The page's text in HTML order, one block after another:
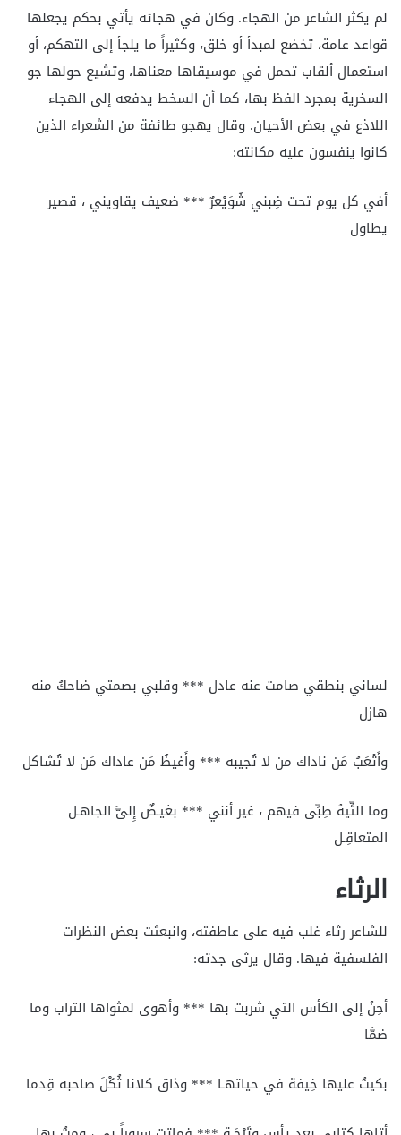
لم يكثر الشاعر من الهجاء. وكان في هجائه يأتي بحكم يجعلها
قواعد عامة، تخضع لمبدأ أو خلق، وكثيراً ما يلجأ إلى التهكم، أو
استعمال ألقاب تحمل في موسيقاها معناها، وتشيع حولها جو
السخرية بمجرد الفظ بها، كما أن السخط يدفعه إلى الهجاء
اللاذع في بعض الأحيان. وقال يهجو طائفة من الشعراء الذين
كانوا ينفسون عليه مكانته:
أفي كل يوم تحت ضِبني شُوَيْعرٌ *** ضعيف يقاويني ، قصير
يطاول
لساني بنطقي صامت عنه عادل *** وقلبي بصمتي ضاحكُ منه
هازل
وأَتْعَبُ مَن ناداك من لا تُجيبه *** وأَغيظُ مَن عاداك مَن لا تُشاكل
وما التِّيهُ طِبِّى فيهم ، غير أنني *** بغيـضٌ إِلىَّ الجاهـل
المتعاقِـل
الرثاء
للشاعر رثاء غلب فيه على عاطفته، وانبعثت بعض النظرات
الفلسفية فيها. وقال يرثى جدته:
أحِنُ إلى الكأس التي شربت بها *** وأهوى لمثواها التراب وما
ضمَّا
بكيتُ عليها خِيفة في حياتهـا *** وذاق كلانا ثُكْلَ صاحبه قِدما